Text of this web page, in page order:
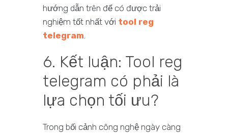
hướng dẫn trên để có được trải
nghiệm tốt nhất với tool reg
telegram.
6. Kết luận: Tool reg
telegram có phải là
lựa chọn tối ưu?
Trong bối cảnh công nghệ ngày càng